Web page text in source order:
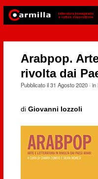
Arabpop.
rivolta dai
Pubblicato il31 Agosto 2020· in
di Giovanni Iozzoli